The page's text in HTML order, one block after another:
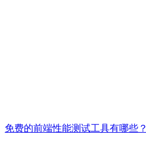
免费的前端性能测试工具有哪些？